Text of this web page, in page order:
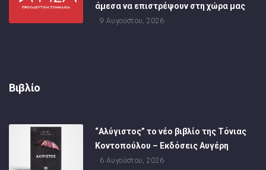
άμεσα να επιστρέψουν στη χώρα μας
9 Αυγούστου, 2026
Βιβλίο
“Αλύγιστος” το νέο βιβλίο της Τόνιας
Κοντοπούλου – Εκδόσεις Αυγέρη
6 Αυγούστου, 2026